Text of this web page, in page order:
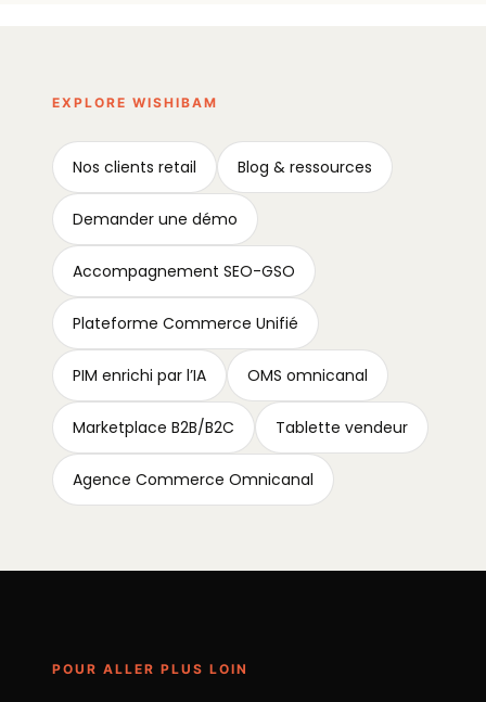
EXPLORE WISHIBAM
Nos clients retail Blog & ressources
Demander une démo
Accompagnement SEO-GSO
Plateforme Commerce Unifié
PIM enrichi par l’IA OMS omnicanal
Marketplace B2B/B2C Tablette vendeur
Agence Commerce Omnicanal
POUR ALLER PLUS LOIN